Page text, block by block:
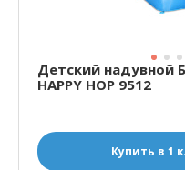
Детский надувной
HAPPY HOP 9512
Купить в 1